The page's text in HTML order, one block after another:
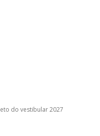
do vestibular 2027